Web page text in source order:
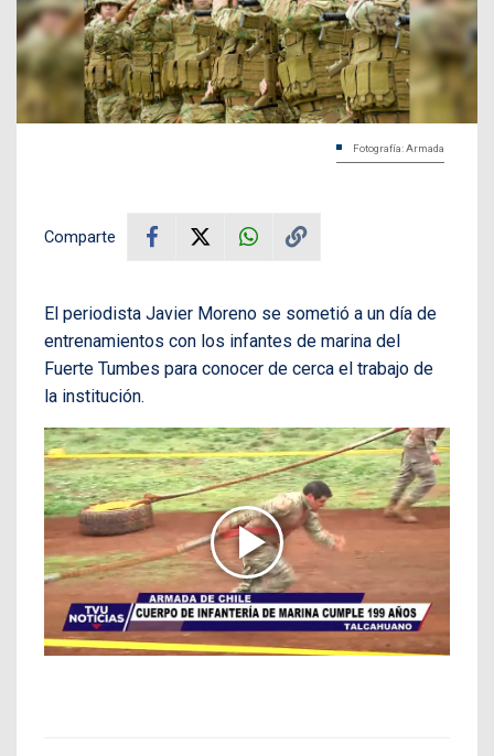
Fotografía: Armada
Comparte
El periodista Javier Moreno se sometió a un día de
entrenamientos con los infantes de marina del
Fuerte Tumbes para conocer de cerca el trabajo de
la institución.